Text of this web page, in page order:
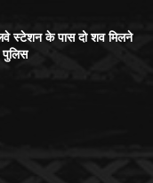
स्टेशन के पास दो शव मिलने